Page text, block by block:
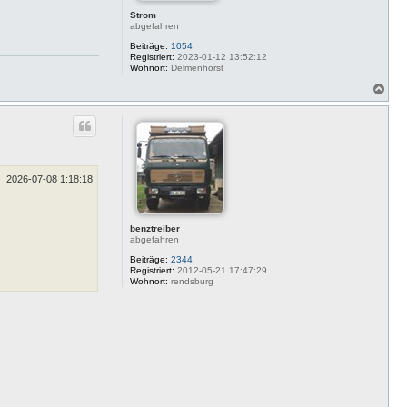
Strom
abgefahren
Beiträge: 1054
Registriert: 2023-01-12 13:52:12
Wohnort: Delmenhorst
a
benztreiber
abgefahren
Beiträge: 2344
Registriert: 2012-05-21 17:47:29
Wohnort: rendsburg
2026-07-08 1:18:18